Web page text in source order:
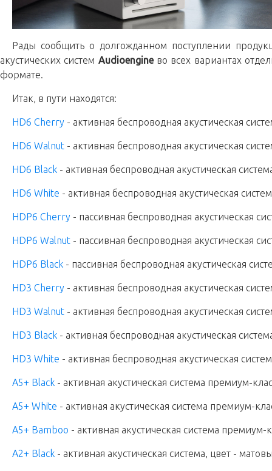
Рады сообщить о долгожданном поступлении
акустических систем Audioengineво всех вариантах
формате.
Итак, в пути находятся:
HD6 Cherry - активная беспроводная акустическая
HD6 Walnut - активная беспроводная акустическая
HD6 Black - активная беспроводная акустическая
HD6 White - активная беспроводная акустическая
HDP6 Cherry - пассивная беспроводная акустическая
HDP6 Walnut - пассивная беспроводная акустическая
HDP6 Black - пассивная беспроводная акустическая
HD3 Cherry - активная беспроводная акустическая
HD3 Walnut - активная беспроводная акустическая
HD3 Black - активная беспроводная акустическая
HD3 White - активная беспроводная акустическая
A5+ Black - активная акустическая система премиум-
A5+ White - активная акустическая система премиум-
A5+ Bamboo - активная акустическая система
A2+ Black - активная акустическая система, цвет -